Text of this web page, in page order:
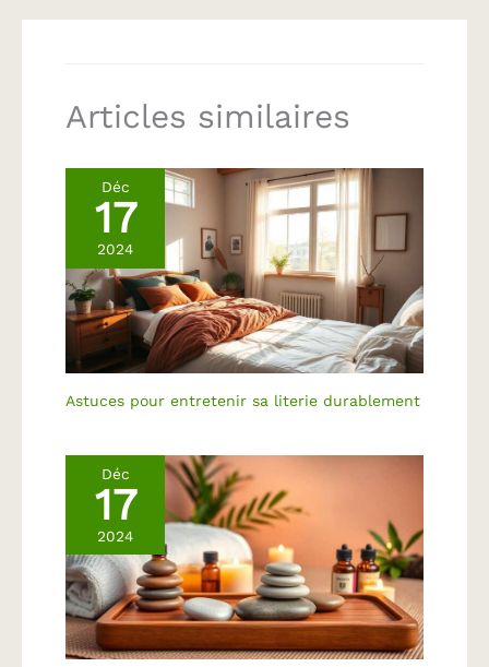
Articles similaires
Déc
17
2024
Astuces pour entretenir sa literie durablement
Déc
17
2024